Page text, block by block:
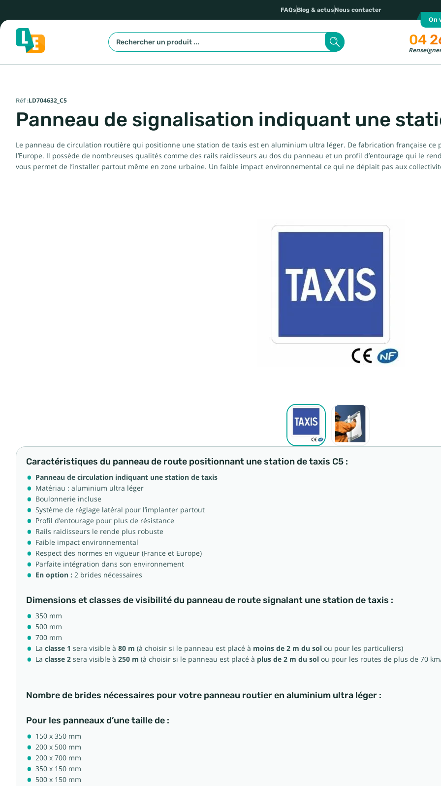
FAQsBlog & actusNous contacter
On
04
Réf :LD704632_C5
Panneau de signalisation indiquant une
Le panneau de circulation routière qui positionne une station de taxis est en aluminium ultra léger. De fabrication française ce
l’Europe. Il possède de nombreuses qualités comme des rails raidisseurs au dos du panneau et un profil d’entourage qui le
vous permet de l’installer partout même en zone urbaine. Un faible impact environnemental ce qui ne déplait pas aux
Caractéristiques du panneau de route positionnant une station de taxis C5 :
Panneau de circulation indiquant une station de taxis
Matériau : aluminium ultra léger
Boulonnerie incluse
Système de réglage latéral pour l’implanter partout
Profil d’entourage pour plus de résistance
Rails raidisseurs le rende plus robuste
Faible impact environnemental
Respect des normes en vigueur (France et Europe)
Parfaite intégration dans son environnement
En option : 2 brides nécessaires
Dimensions et classes de visibilité du panneau de route signalant une station de taxis :
350 mm
500 mm
700 mm
La classe 1 sera visible à 80 m (à choisir si le panneau est placé à moins de 2 m du sol ou pour les particuliers)
La classe 2 sera visible à 250 m (à choisir si le panneau est placé à plus de 2 m du sol ou pour les routes de plus de 70
Nombre de brides nécessaires pour votre panneau routier en aluminium ultra léger :
Pour les panneaux d’une taille de :
150 x 350 mm
200 x 500 mm
200 x 700 mm
350 x 150 mm
500 x 150 mm